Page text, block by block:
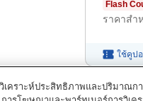
Flash
ราคาสำ
ใช้คูป
คราะห์ประสิทธิภาพและปริมาณกา